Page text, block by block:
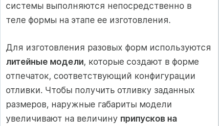
системы выполняются непосредственно в
теле формы на этапе ее изготовления.
Для изготовления разовых форм используются
литейные модели, которые создают в форме
отпечаток, соответствующий конфигурации
отливки. Чтобы получить отливку заданных
размеров, наружные габариты модели
увеличивают на величину припусков на